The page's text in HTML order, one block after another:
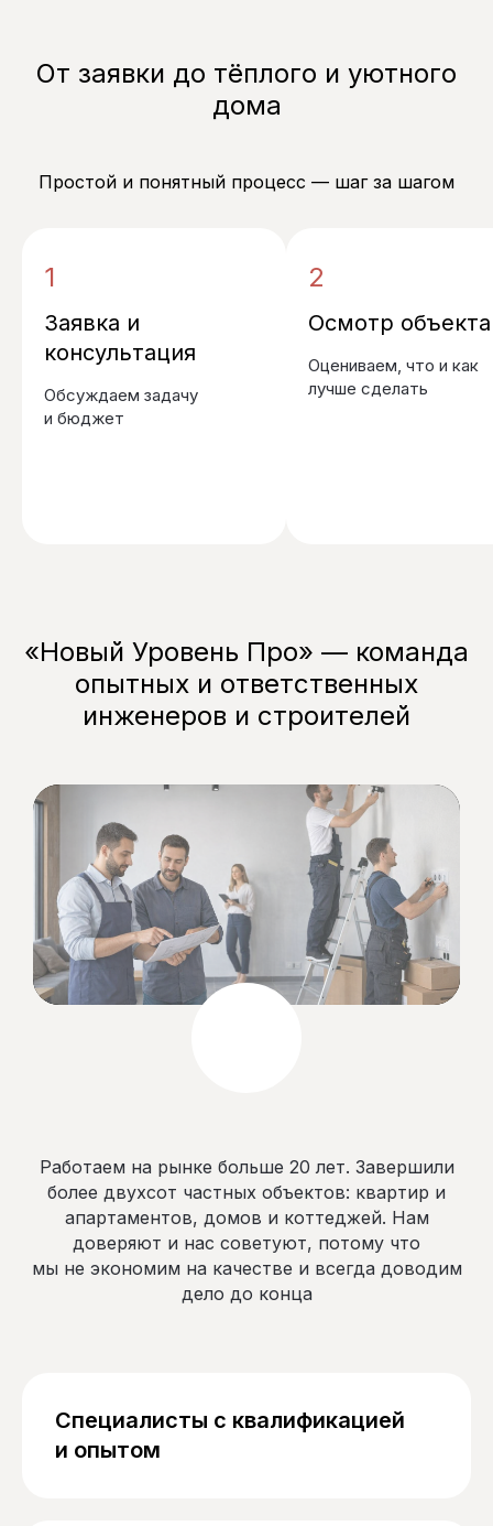
От заявки до тёплого и уютного
дома
Простой и понятный процесс — шаг за шагом
1
Заявка и
консультация
Обсуждаем задачу
и бюджет
2
Осмотр объекта
Оцениваем, что и как
лучше сделать
«Новый Уровень Про» — команда
опытных и ответственных
инженеров и строителей
Работаем на рынке больше 20 лет. Завершили
более двухсот частных объектов: квартир и
апартаментов, домов и коттеджей. Нам
доверяют и нас советуют, потому что
мы не экономим на качестве и всегда доводим
дело до конца
Специалисты с квалификацией
и опытом